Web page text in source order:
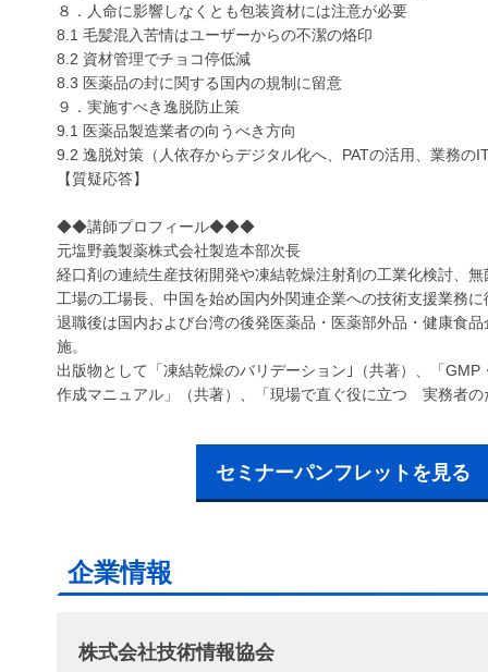
８．人命に影響しなくとも包装資材には注意が必要
8.1 毛髪混入苦情はユーザーからの不潔の烙印
8.2 資材管理でチョコ停低減
8.3 医薬品の封に関する国内の規制に留意
９．実施すべき逸脱防止策
9.1 医薬品製造業者の向うべき方向
9.2 逸脱対策（人依存からデジタル化へ、PATの活用、業務の
【質疑応答】
◆◆講師プロフィール◆◆◆
元塩野義製薬株式会社製造本部次長
経口剤の連続生産技術開発や凍結乾燥注射剤の工業化検討、
工場の工場長、中国を始め国内外関連企業への技術支援業務に
退職後は国内および台湾の後発医薬品・医薬部外品・健康食
施。
出版物として「凍結乾燥のバリデーション｣（共著）、「
作成マニュアル」（共著）、「現場で直ぐ役に立つ 実務者
セミナーパンフレットを見る
企業情報
株式会社技術情報協会